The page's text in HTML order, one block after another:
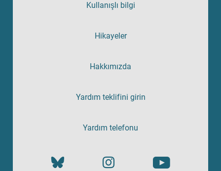
Kullanışlı bilgi
Hikayeler
Hakkımızda
Yardım teklifini girin
Yardım telefonu